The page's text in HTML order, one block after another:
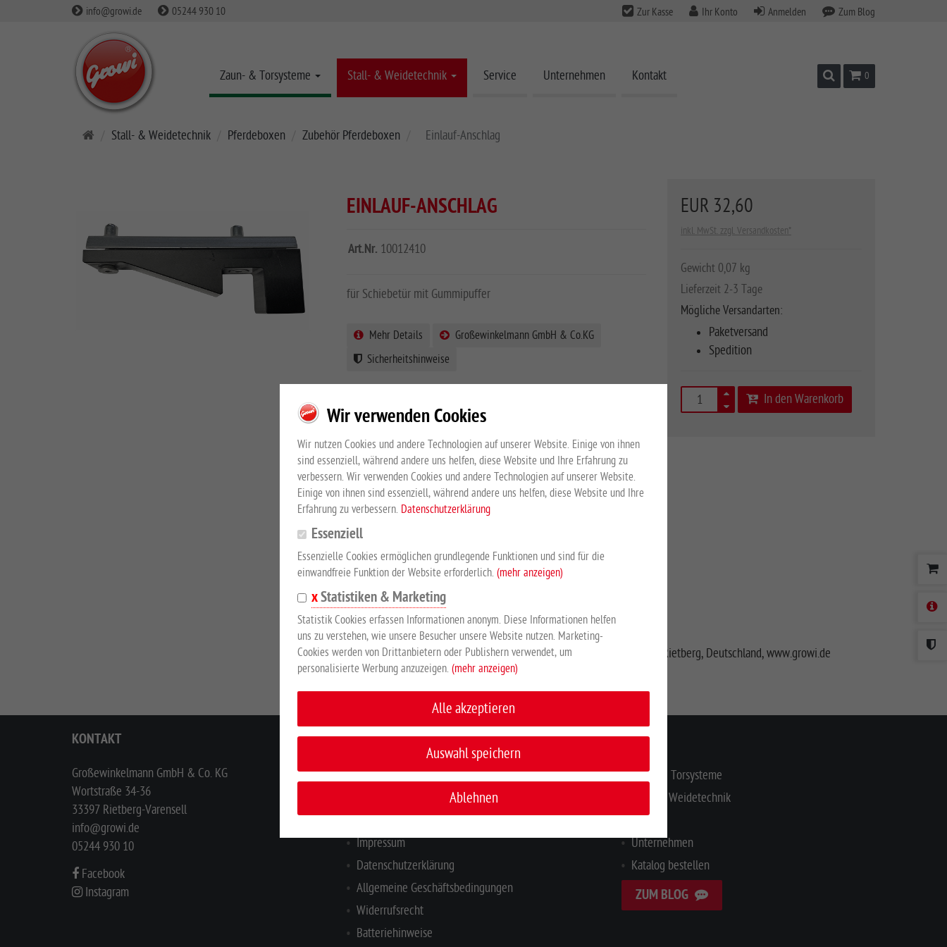
info@growi.de 05244 930 10 Zur Kasse Ihr Konto Anmelden Zum Blog
Zaun- & Torsysteme Stall- & Weidetechnik Service Unternehmen Kontakt SuchenWarenkorb
0
e
i
Stall- & Weidetechnik Pferdeboxen Zubehör Pferdeboxen Einlauf-Anschlag
EUR 32,60
inkl. MwSt. zzgl. Versandkosten*
Gewicht 0,07 kg
Lieferzeit 2-3 Tage
Mögliche Versandarten:
Paketversand
Spedition
In den Warenkorb
EINLAUF-ANSCHLAG
Art.Nr. 10012410
für Schiebetür mit Gummipuffer
Mehr Details
Großewinkelmann GmbH & Co.KG
Sicherheitshinweise
PRODUKTBESCHREIBUNG
für Schiebetür mit Gummipuffer
SICHERHEITSHINWEISE
Hersteller:Großewinkelmann GmbH & Co. KG, Wortstr. 34-36, 33397, Rietberg, Deutschland, www.growi.de
KONTAKT
Großewinkelmann GmbH & Co. KG
Wortstraße 34-36
33397 Rietberg-Varensell
info@growi.de
05244 930 10
Facebook
Instagram
INFORMATIONEN
Ihr Kontakt zu uns
Impressum
Datenschutzerklärung
Allgemeine Geschäftsbedingungen
Widerrufsrecht
Batteriehinweise
INHALT
Zaun- & Torsysteme
Stall- & Weidetechnik
Unternehmen
Katalog bestellen
ZUM BLOG
Wir verwenden Cookies
Wir nutzen Cookies und andere Technologien auf unserer Website. Einige von ihnen
sind essenziell, während andere uns helfen, diese Website und Ihre Erfahrung zu
verbessern. Wir verwenden Cookies und andere Technologien auf unserer Website.
Einige von ihnen sind essenziell, während andere uns helfen, diese Website und Ihre
Erfahrung zu verbessern. Datenschutzerklärung
Essenziell
Essenzielle Cookies ermöglichen grundlegende Funktionen und sind für die
einwandfreie Funktion der Website erforderlich. (mehr anzeigen)
Statistiken & Marketing
Statistik Cookies erfassen Informationen anonym. Diese Informationen helfen
uns zu verstehen, wie unsere Besucher unsere Website nutzen. Marketing-
Cookies werden von Drittanbietern oder Publishern verwendet, um
personalisierte Werbung anzuzeigen. (mehr anzeigen)
Alle akzeptieren
Auswahl speichern
Ablehnen